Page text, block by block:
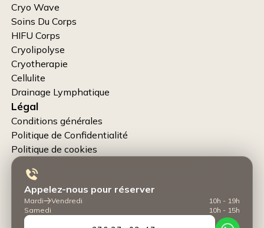
Cryo Wave
Soins Du Corps
HIFU Corps
Cryolipolyse
Cryotherapie
Cellulite
Drainage Lymphatique
Légal
Conditions générales
Politique de Confidentialité
Politique de cookies
Appelez-nous pour réserver
10h - 19h
Mardi
Vendredi
10h - 15h
Samedi